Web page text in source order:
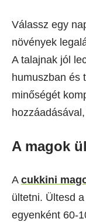
Válassz egy
növények
A talajnak jól
humuszban és
minőségét
A magok
A cukkini
ültetni. Ültesd
egyenként 60-